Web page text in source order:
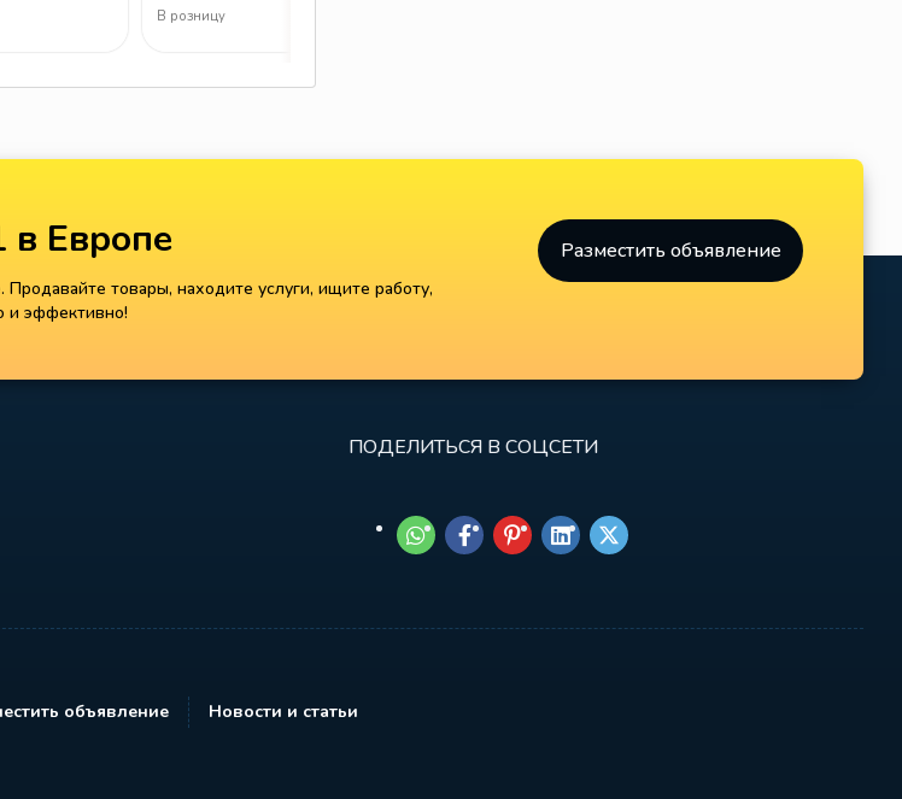
В розницу
Европе
товары, находите услуги, ищите работу,
и эффективно!
Разместить объявление
ПОДЕЛИТЬСЯ В СОЦСЕТИ
объявление Новости и статьи